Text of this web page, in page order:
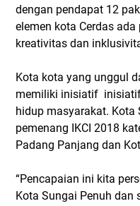
dengan pendapat 12
elemen kota Cerdas
kreativitas dan
Kota kota yang unggul
memiliki inisiatif
hidup masyarakat. Kota
pemenang IKCI 2018
Padang Panjang dan
“Pencapaian ini kita
Kota Sungai Penuh dan